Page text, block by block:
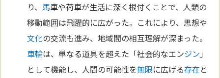
り、 馬車や荷車が生活に深く根付くことで、人類の
移動範囲は飛躍的に広がった。これにより、思想や
文化の交流も進み、地域間の相互理解が深まった。
車輪は、単なる道具を超えた「社会的なエンジン 」
として機能し、人間の可能性を無限に広げる存在と